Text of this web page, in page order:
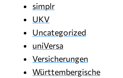
simplr
UKV
Uncategorized
uniVersa
Versicherungen
Württembergische